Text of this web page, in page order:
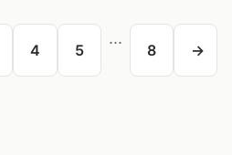
4 5
...
8 →